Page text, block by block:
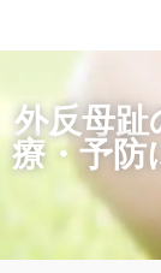
ホーム シェア
外反母趾
療・予防